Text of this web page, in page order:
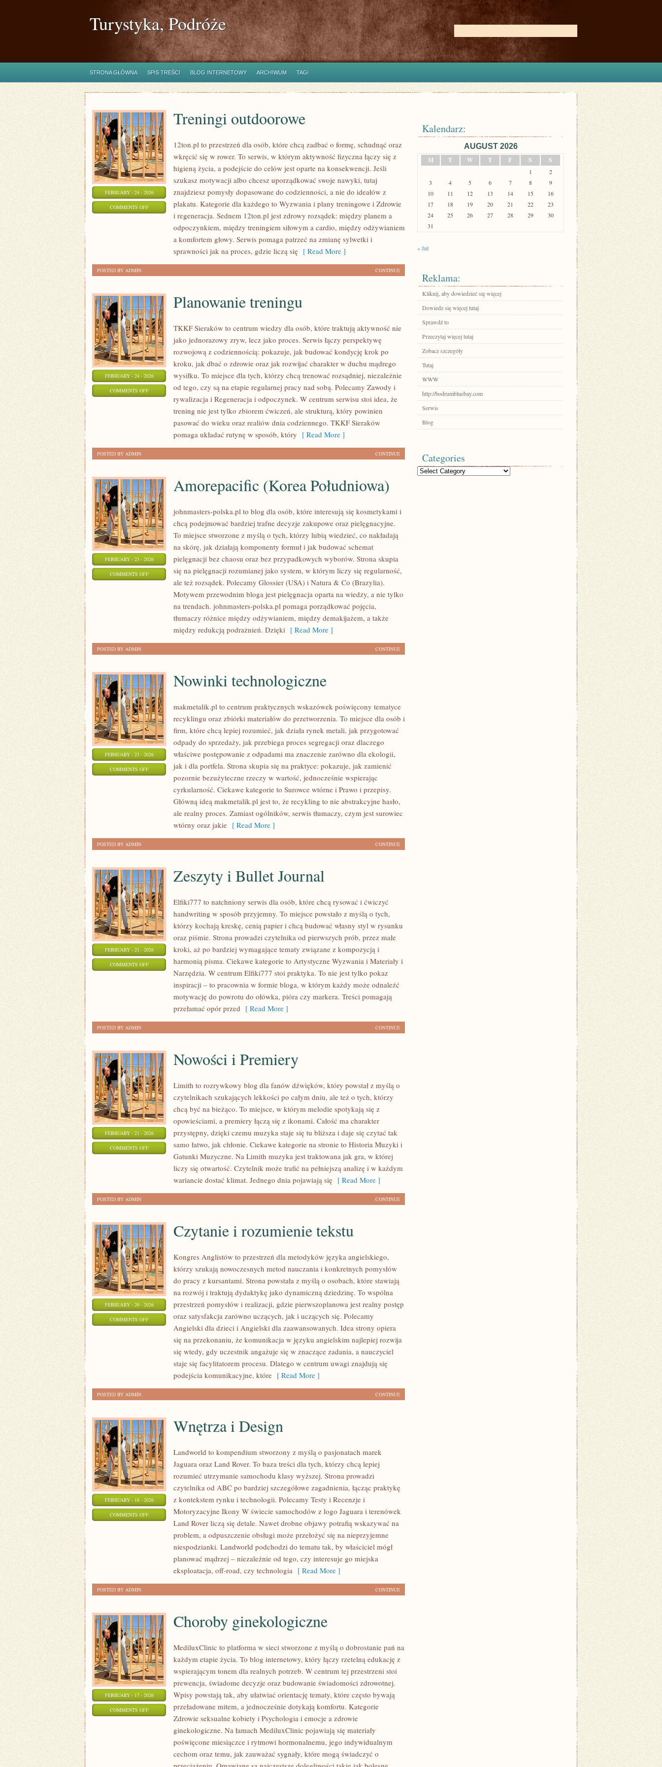
Turystyka, Podróże
STRONA GŁÓWNA SPIS TREŚCI BLOG INTERNETOWY ARCHIWUM TAGI
FEBRUARY - 24 - 2026
COMMENTS OFFON
OUTDOOROWE
Treningi outdoorowe
12ton.pl to przestrzeń dla osób, które chcą zadbać o formę, schudnąć oraz
wkręcić się w rower. To serwis, w którym aktywność fizyczna łączy się z
higieną życia, a podejście do celów jest oparte na konsekwencji. Jeśli
szukasz motywacji albo chcesz uporządkować swoje nawyki, tutaj
znajdziesz pomysły dopasowane do codzienności, a nie do ideałów z
plakatu. Kategorie dla każdego to Wyzwania i plany treningowe i Zdrowie
i regeneracja. Sednem 12ton.pl jest zdrowy rozsądek: między planem a
odpoczynkiem, między treningiem siłowym a cardio, między odżywianiem
a komfortem głowy. Serwis pomaga patrzeć na zmianę sylwetki i
sprawności jak na proces, gdzie liczą się [ Read More ]
CONTINUE
POSTED BY ADMIN
FEBRUARY - 24 - 2026
COMMENTS OFFON
PLANOWANIE
Planowanie treningu
TKKF Sieraków to centrum wiedzy dla osób, które traktują aktywność nie
jako jednorazowy zryw, lecz jako proces. Serwis łączy perspektywę
rozwojową z codziennością: pokazuje, jak budować kondycję krok po
kroku, jak dbać o zdrowie oraz jak rozwijać charakter w duchu mądrego
wysiłku. To miejsce dla tych, którzy chcą trenować rozsądniej, niezależnie
od tego, czy są na etapie regularnej pracy nad sobą. Polecamy Zawody i
rywalizacja i Regeneracja i odpoczynek. W centrum serwisu stoi idea, że
trening nie jest tylko zbiorem ćwiczeń, ale strukturą, który powinien
pasować do wieku oraz realiów dnia codziennego. TKKF Sieraków
pomaga układać rutynę w sposób, który [ Read More ]
CONTINUE
POSTED BY ADMIN
FEBRUARY - 23 - 2026
COMMENTS OFFON
AMOREPACIFIC
POŁUDNIOWA)
Amorepacific (Korea Południowa)
johnmasters-polska.pl to blog dla osób, które interesują się kosmetykami i
chcą podejmować bardziej trafne decyzje zakupowe oraz pielęgnacyjne.
To miejsce stworzone z myślą o tych, którzy lubią wiedzieć, co nakładają
na skórę, jak działają komponenty formuł i jak budować schemat
pielęgnacji bez chaosu oraz bez przypadkowych wyborów. Strona skupia
się na pielęgnacji rozumianej jako system, w którym liczy się regularność,
ale też rozsądek. Polecamy Glossier (USA) i Natura & Co (Brazylia).
Motywem przewodnim bloga jest pielęgnacja oparta na wiedzy, a nie tylko
na trendach. johnmasters-polska.pl pomaga porządkować pojęcia,
tłumaczy różnice między odżywianiem, między demakijażem, a także
między redukcją podrażnień. Dzięki [ Read More ]
CONTINUE
POSTED BY ADMIN
FEBRUARY - 23 - 2026
COMMENTS OFFON
TECHNOLOGICZNE
Nowinki technologiczne
makmetalik.pl to centrum praktycznych wskazówek poświęcony tematyce
recyklingu oraz zbiórki materiałów do przetworzenia. To miejsce dla osób i
firm, które chcą lepiej rozumieć, jak działa rynek metali, jak przygotować
odpady do sprzedaży, jak przebiega proces segregacji oraz dlaczego
właściwe postępowanie z odpadami ma znaczenie zarówno dla ekologii,
jak i dla portfela. Strona skupia się na praktyce: pokazuje, jak zamienić
pozornie bezużyteczne rzeczy w wartość, jednocześnie wspierając
cyrkularność. Ciekawe kategorie to Surowce wtórne i Prawo i przepisy.
Główną ideą makmetalik.pl jest to, że recykling to nie abstrakcyjne hasło,
ale realny proces. Zamiast ogólników, serwis tłumaczy, czym jest surowiec
wtórny oraz jakie [ Read More ]
CONTINUE
POSTED BY ADMIN
FEBRUARY - 21 - 2026
COMMENTS OFFON
Zeszyty i Bullet Journal
Elfiki777 to natchniony serwis dla osób, które chcą rysować i ćwiczyć
handwriting w sposób przyjemny. To miejsce powstało z myślą o tych,
którzy kochają kreskę, cenią papier i chcą budować własny styl w rysunku
oraz piśmie. Strona prowadzi czytelnika od pierwszych prób, przez małe
kroki, aż po bardziej wymagające tematy związane z kompozycją i
harmonią pisma. Ciekawe kategorie to Artystyczne Wyzwania i Materiały i
Narzędzia. W centrum Elfiki777 stoi praktyka. To nie jest tylko pokaz
inspiracji – to pracownia w formie bloga, w którym każdy może odnaleźć
motywację do powrotu do ołówka, pióra czy markera. Treści pomagają
przełamać opór przed [ Read More ]
CONTINUE
POSTED BY ADMIN
FEBRUARY - 21 - 2026
COMMENTS OFFON
Nowości i Premiery
Limith to rozrywkowy blog dla fanów dźwięków, który powstał z myślą o
czytelnikach szukających lekkości po całym dniu, ale też o tych, którzy
chcą być na bieżąco. To miejsce, w którym melodie spotykają się z
opowieściami, a premiery łączą się z ikonami. Całość ma charakter
przystępny, dzięki czemu muzyka staje się tu bliższa i daje się czytać tak
samo łatwo, jak chłonie. Ciekawe kategorie na stronie to Historia Muzyki i
Gatunki Muzyczne. Na Limith muzyka jest traktowana jak gra, w której
liczy się otwartość. Czytelnik może trafić na pełniejszą analizę i w każdym
wariancie dostać klimat. Jednego dnia pojawiają się [ Read More ]
CONTINUE
POSTED BY ADMIN
FEBRUARY - 20 - 2026
COMMENTS OFFON
ROZUMIENIE
Czytanie i rozumienie tekstu
Kongres Anglistów to przestrzeń dla metodyków języka angielskiego,
którzy szukają nowoczesnych metod nauczania i konkretnych pomysłów
do pracy z kursantami. Strona powstała z myślą o osobach, które stawiają
na rozwój i traktują dydaktykę jako dynamiczną dziedzinę. To wspólna
przestrzeń pomysłów i realizacji, gdzie pierwszoplanowa jest realny postęp
oraz satysfakcja zarówno uczących, jak i uczących się. Polecamy
Angielski dla dzieci i Angielski dla zaawansowanych. Idea strony opiera
się na przekonaniu, że komunikacja w języku angielskim najlepiej rozwija
się wtedy, gdy uczestnik angażuje się w znaczące zadania, a nauczyciel
staje się facylitatorem procesu. Dlatego w centrum uwagi znajdują się
podejścia komunikacyjne, które [ Read More ]
CONTINUE
POSTED BY ADMIN
FEBRUARY - 18 - 2026
COMMENTS OFFON
Wnętrza i Design
Landworld to kompendium stworzony z myślą o pasjonatach marek
Jaguara oraz Land Rover. To baza treści dla tych, którzy chcą lepiej
rozumieć utrzymanie samochodu klasy wyższej. Strona prowadzi
czytelnika od ABC po bardziej szczegółowe zagadnienia, łącząc praktykę
z kontekstem rynku i technologii. Polecamy Testy i Recenzje i
Motoryzacyjne Ikony W świecie samochodów z logo Jaguara i terenówek
Land Rover liczą się detale. Nawet drobne objawy potrafią wskazywać na
problem, a odpuszczenie obsługi może przełożyć się na nieprzyjemne
niespodzianki. Landworld podchodzi do tematu tak, by właściciel mógł
planować mądrzej – niezależnie od tego, czy interesuje go miejska
eksploatacja, off-road, czy technologia [ Read More ]
CONTINUE
POSTED BY ADMIN
FEBRUARY - 17 - 2026
COMMENTS OFFON
GINEKOLOGICZNE
Choroby ginekologiczne
MediluxClinic to platforma w sieci stworzone z myślą o dobrostanie pań na
każdym etapie życia. To blog internetowy, który łączy rzetelną edukację z
wspierającym tonem dla realnych potrzeb. W centrum tej przestrzeni stoi
prewencja, świadome decyzje oraz budowanie świadomości zdrowotnej.
Wpisy powstają tak, aby ułatwiać orientację tematy, które często bywają
przeładowane mitem, a jednocześnie dotykają komfortu. Kategorie
Zdrowie seksualne kobiety i Psychologia i emocje a zdrowie
ginekologiczne. Na łamach MediluxClinic pojawiają się materiały
poświęcone miesiączce i rytmowi hormonalnemu, jego indywidualnym
cechom oraz temu, jak zauważać sygnały, które mogą świadczyć o
Kalendarz:
AUGUST 2026
M
T W T F S S
1
2
3
4 5 6 7 8
9
10
11 12 13 14 15
16
17
18 19 20 21 22
23
24
25 26 27 28 29
30
31
« Jul
Reklama:
Kliknij, aby dowiedzieć się więcej
Dowiedz się więcej tutaj
Sprawdź to
Przeczytaj więcej tutaj
Zobacz szczegóły
Tutaj
WWW
http://bodrumbluebay.com
Serwis
Blog
Categories
Categories